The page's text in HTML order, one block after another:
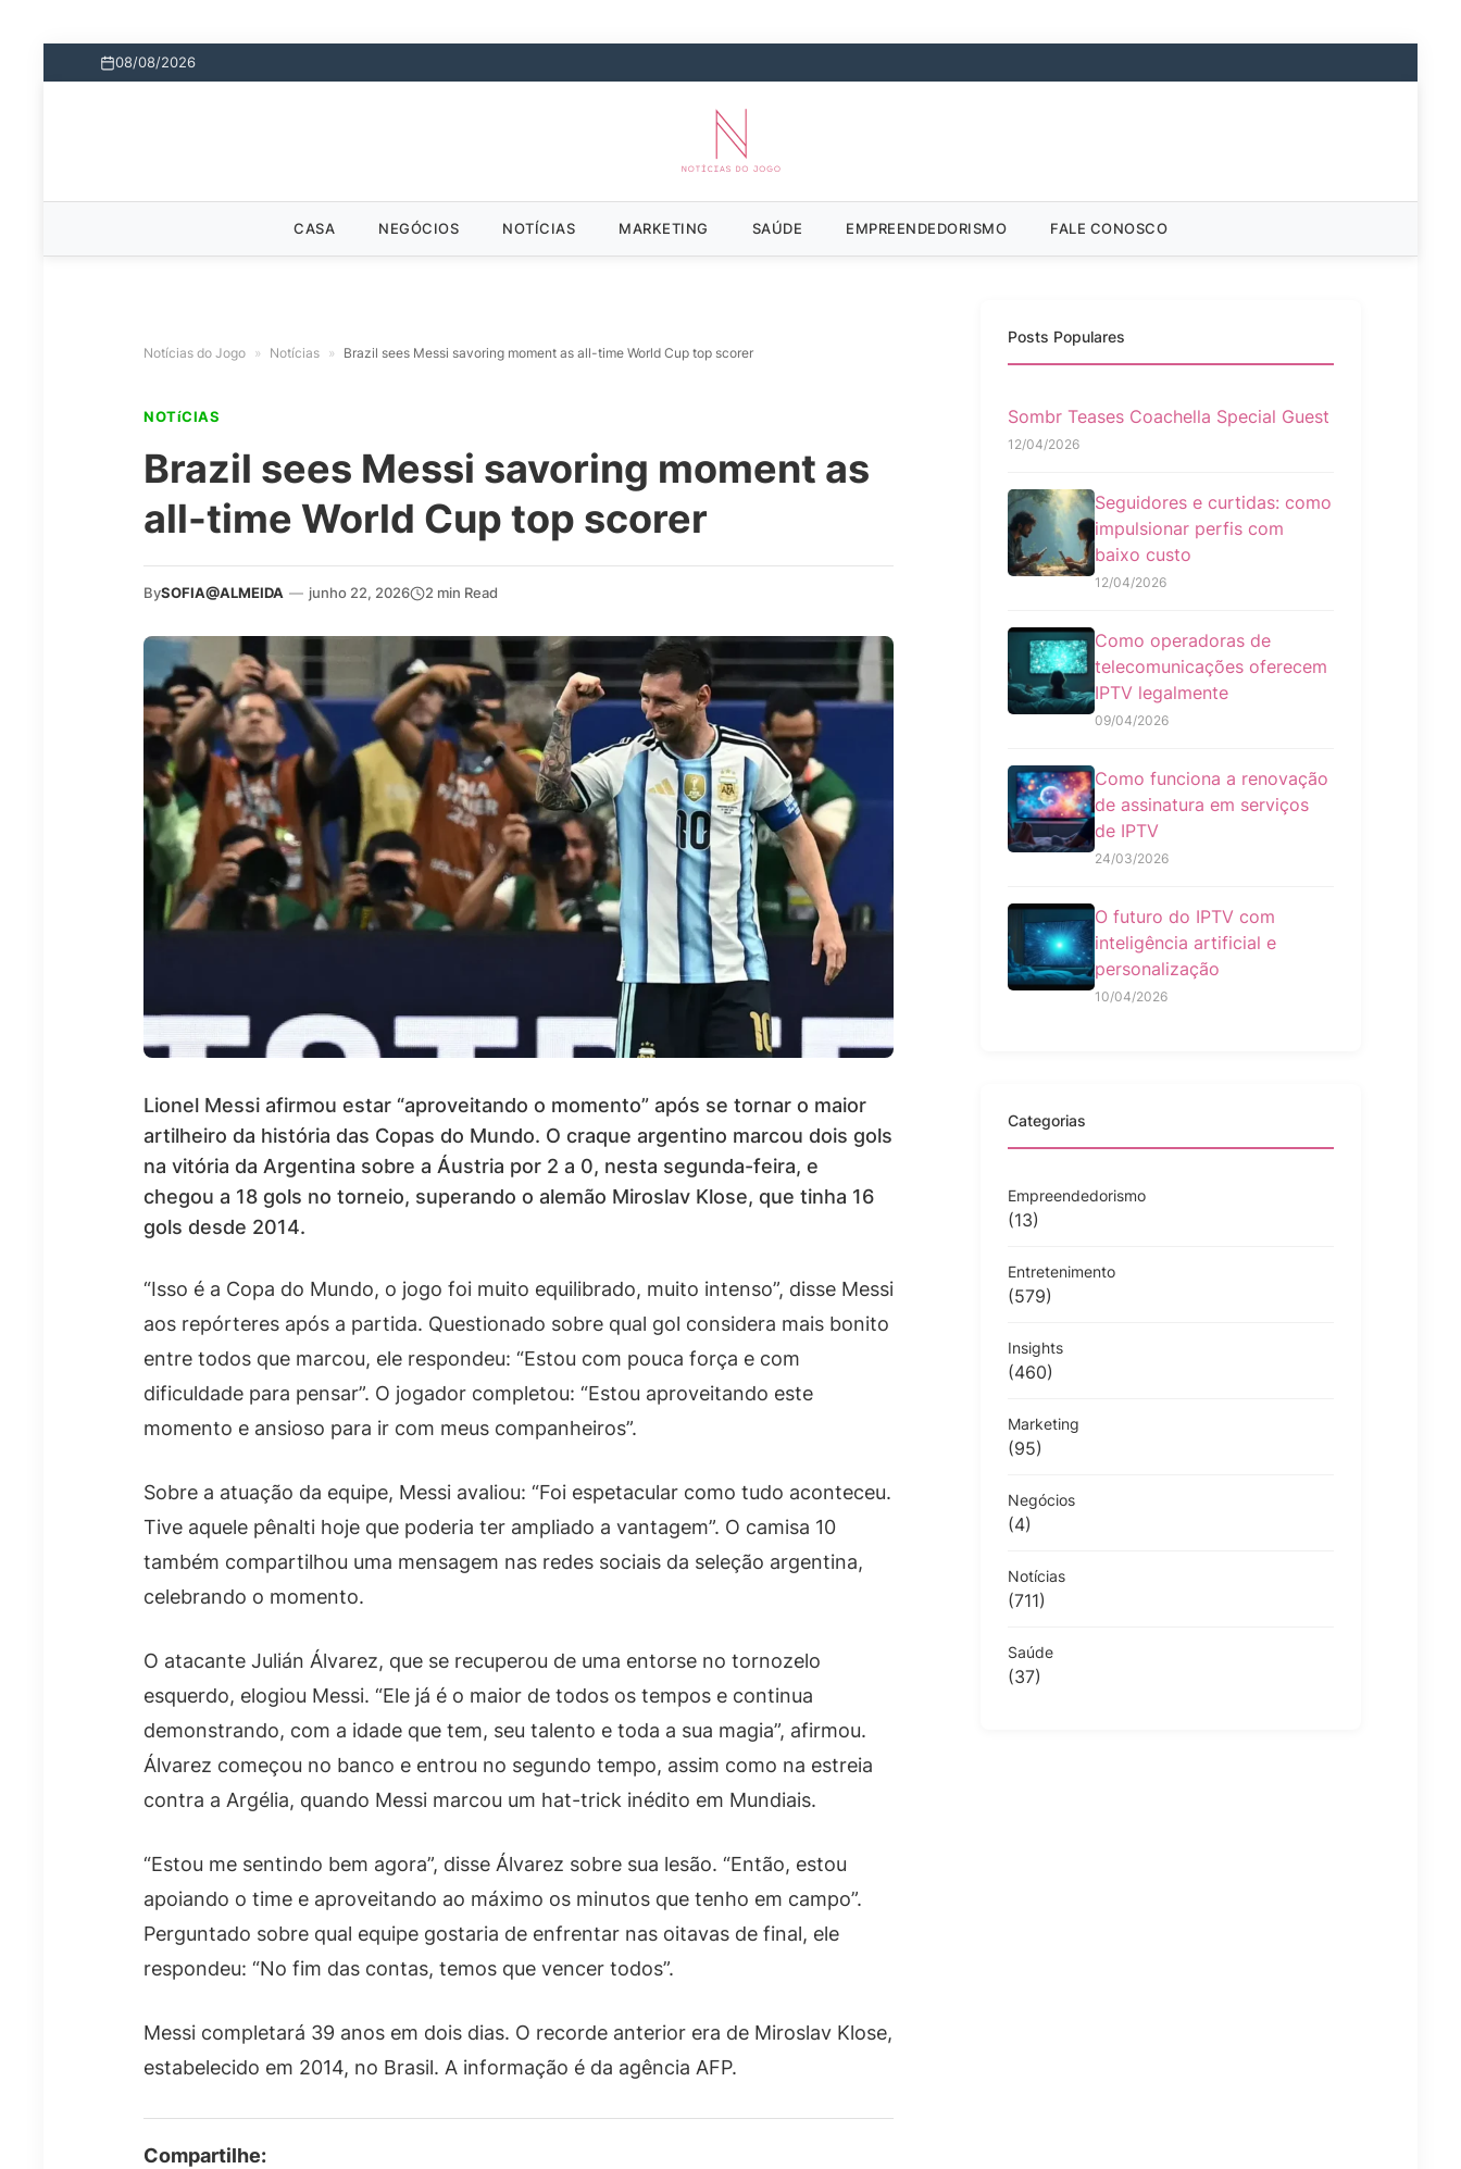
08/08/2026
CASA NEGÓCIOS NOTÍCIAS MARKETING SAÚDE EMPREENDEDORISMO FALE CONOSCO
Notícias do Jogo » Notícias » Brazil sees Messi savoring moment as all-time World Cup top scorer
NOTíCIAS
Brazil sees Messi savoring moment as
all-time World Cup top scorer
BySOFIA@ALMEIDA — junho 22, 2026 2 min Read
Lionel Messi afirmou estar “aproveitando o momento” após se tornar o maior
artilheiro da história das Copas do Mundo. O craque argentino marcou dois gols
na vitória da Argentina sobre a Áustria por 2 a 0, nesta segunda-feira, e
chegou a 18 gols no torneio, superando o alemão Miroslav Klose, que tinha 16
gols desde 2014.
“Isso é a Copa do Mundo, o jogo foi muito equilibrado, muito intenso”, disse Messi
aos repórteres após a partida. Questionado sobre qual gol considera mais bonito
entre todos que marcou, ele respondeu: “Estou com pouca força e com
dificuldade para pensar”. O jogador completou: “Estou aproveitando este
momento e ansioso para ir com meus companheiros”.
Sobre a atuação da equipe, Messi avaliou: “Foi espetacular como tudo aconteceu.
Tive aquele pênalti hoje que poderia ter ampliado a vantagem”. O camisa 10
também compartilhou uma mensagem nas redes sociais da seleção argentina,
celebrando o momento.
O atacante Julián Álvarez, que se recuperou de uma entorse no tornozelo
esquerdo, elogiou Messi. “Ele já é o maior de todos os tempos e continua
demonstrando, com a idade que tem, seu talento e toda a sua magia”, afirmou.
Álvarez começou no banco e entrou no segundo tempo, assim como na estreia
contra a Argélia, quando Messi marcou um hat-trick inédito em Mundiais.
“Estou me sentindo bem agora”, disse Álvarez sobre sua lesão. “Então, estou
apoiando o time e aproveitando ao máximo os minutos que tenho em campo”.
Perguntado sobre qual equipe gostaria de enfrentar nas oitavas de final, ele
respondeu: “No fim das contas, temos que vencer todos”.
Messi completará 39 anos em dois dias. O recorde anterior era de Miroslav Klose,
estabelecido em 2014, no Brasil. A informação é da agência AFP.
Compartilhe:
Posts Populares
Sombr Teases Coachella Special Guest
12/04/2026
Seguidores e curtidas: como
impulsionar perfis com
baixo custo
12/04/2026
Como operadoras de
telecomunicações oferecem
IPTV legalmente
09/04/2026
Como funciona a renovação
de assinatura em serviços
de IPTV
24/03/2026
O futuro do IPTV com
inteligência artificial e
personalização
10/04/2026
Categorias
Empreendedorismo
(13)
Entretenimento
(579)
Insights
(460)
Marketing
(95)
Negócios
(4)
Notícias
(711)
Saúde
(37)